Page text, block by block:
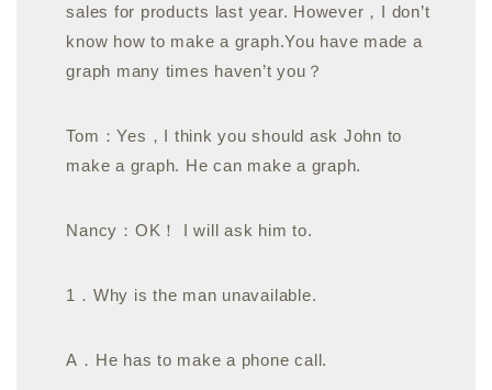
sales for products last year. However，I don’t
know how to make a graph.You have made a
graph many times haven’t you？
Tom：Yes，I think you should ask John to
make a graph. He can make a graph.
Nancy：OK！ I will ask him to.
1．Why is the man unavailable.
A．He has to make a phone call.